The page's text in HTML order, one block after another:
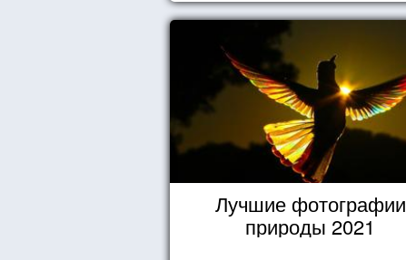
Лучшие фотографии
природы 2021